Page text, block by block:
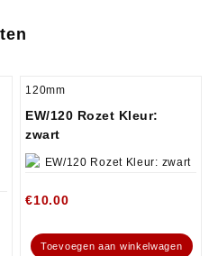
120mm
EW/120 Rozet Kleur:
zwart
€10.00
Toevoegen aan winkelwagen